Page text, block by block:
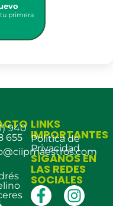
primera
940
655
LINKS
IMPORTANTES
Política de
Privacidad
SÍGANOS EN
LAS REDES
SOCIALES